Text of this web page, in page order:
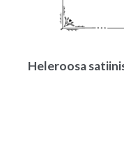
Heleroosa